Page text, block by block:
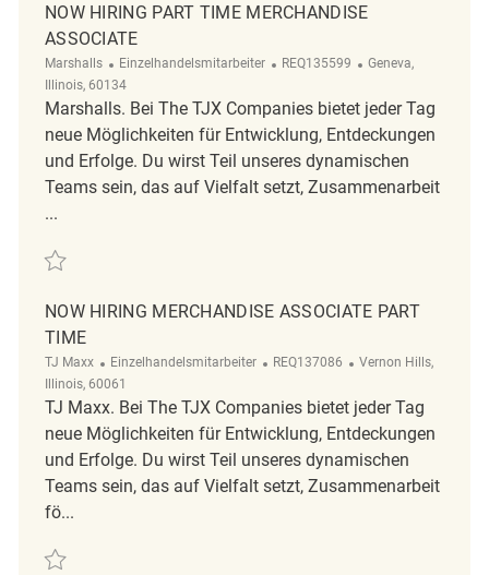
NOW HIRING PART TIME MERCHANDISE
ASSOCIATE
Marshalls Kategorie
Einzelhandelsmitarbeiter ReqId
REQ135599 Ort
Geneva,
Illinois, 60134
Marshalls. Bei The TJX Companies bietet jeder Tag
neue Möglichkeiten für Entwicklung, Entdeckungen
und Erfolge. Du wirst Teil unseres dynamischen
Teams sein, das auf Vielfalt setzt, Zusammenarbeit
...
Retten Now Hiring Part Time Merchandise Associate REQ135599
NOW HIRING MERCHANDISE ASSOCIATE PART
TIME
TJ Maxx Kategorie
Einzelhandelsmitarbeiter ReqId
REQ137086 Ort
Vernon Hills,
Illinois, 60061
TJ Maxx. Bei The TJX Companies bietet jeder Tag
neue Möglichkeiten für Entwicklung, Entdeckungen
und Erfolge. Du wirst Teil unseres dynamischen
Teams sein, das auf Vielfalt setzt, Zusammenarbeit
fö...
Retten Now Hiring Merchandise Associate Part Time REQ137086